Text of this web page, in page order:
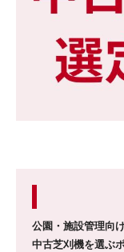
公園・施設管理向
中古芝刈機を選ぶ